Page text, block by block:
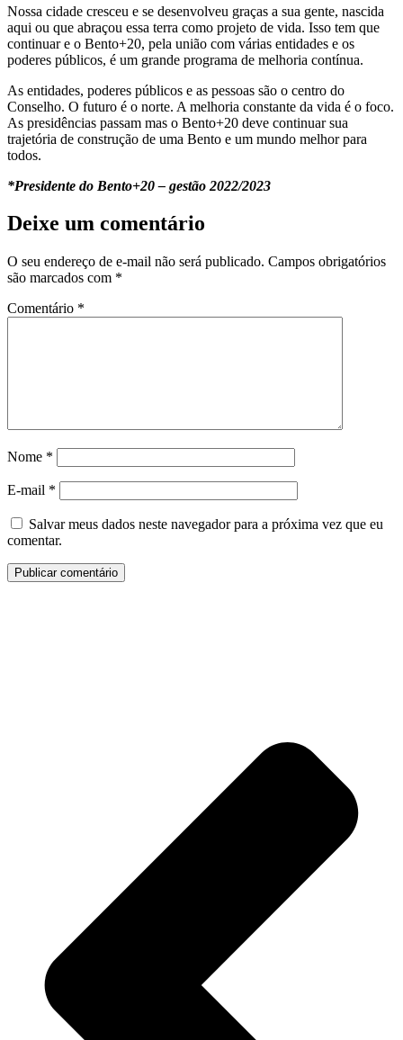
Nossa cidade cresceu e se desenvolveu graças a sua gente, nascida
aqui ou que abraçou essa terra como projeto de vida. Isso tem que
continuar e o Bento+20, pela união com várias entidades e os
poderes públicos, é um grande programa de melhoria contínua.
As entidades, poderes públicos e as pessoas são o centro do
Conselho. O futuro é o norte. A melhoria constante da vida é o foco.
As presidências passam mas o Bento+20 deve continuar sua
trajetória de construção de uma Bento e um mundo melhor para
todos.
*Presidente do Bento+20 – gestão 2022/2023
Deixe um comentário
O seu endereço de e-mail não será publicado. Campos obrigatórios
são marcados com *
Comentário *
Nome *
E-mail *
Salvar meus dados neste navegador para a próxima vez que eu
comentar.